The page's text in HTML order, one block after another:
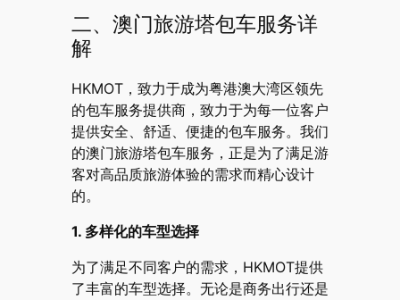
二、澳门旅游塔包车服务详
解
HKMOT，致力于成为粤港澳大湾区领先
的包车服务提供商，致力于为每一位客户
提供安全、舒适、便捷的包车服务。我们
的澳门旅游塔包车服务，正是为了满足游
客对高品质旅游体验的需求而精心设计
的。
1. 多样化的车型选择
为了满足不同客户的需求，HKMOT提供
了丰富的车型选择。无论是商务出行还是